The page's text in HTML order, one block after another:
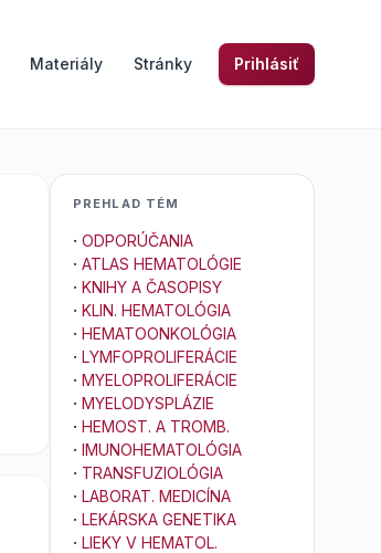
Materiály Stránky Prihlásiť
PREHLAD TÉM
· ODPORÚČANIA
· ATLAS HEMATOLÓGIE
· KNIHY A ČASOPISY
· KLIN. HEMATOLÓGIA
· HEMATOONKOLÓGIA
· LYMFOPROLIFERÁCIE
· MYELOPROLIFERÁCIE
· MYELODYSPLÁZIE
· HEMOST. A TROMB.
· IMUNOHEMATOLÓGIA
· TRANSFUZIOLÓGIA
· LABORAT. MEDICÍNA
· LEKÁRSKA GENETIKA
· LIEKY V HEMATOL.